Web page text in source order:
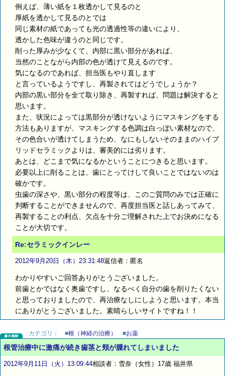
例えば、薄い紙を１枚透かして見るのと
厚紙を透かして見るのとでは
同じ素材の紙であっても光の透過性等の違いにより、
透かした色味が違うのと同じです。
削った厚みが少なくて、内部に黒い部分があれば、
当然のことながら内部の色が透けて見えるのです。
気になるのであれば、担当医もやり直します
と言っているようですし、再製されてはどうでしょうか？
内部の黒い部分を全て取り除き、再製すれば、問題は解決すると
思います。
また、状況によっては黒部分が透けないようにマスキングをする
方法もありますが、マスキングする色調は白っぽい素材なので、
その色合いが透けてしまうため、なにもしないそのままのハイブ
リッドセラミックよりは、審美的には劣ります。
あとは、どこまで気になるかということにつきると思います。
必要以上に削ることは、歯にとってけして良いことではないのは
確かです。
虫歯の深さや、黒い部分の程度等は、このご質問のみでは正確に
判断することができませんので、再度担当医と話しあってみて、
再製することの利点、欠点を十分ご理解された上でお決めになる
ことが大切です。
Re:セラミックインレー
2012年9月20日（木）23:31:48返信者：匿名
わかりやすいご回答ありがとうございました。
前歯とかではなく奥歯ですし、なるべく自分の歯を削りたくない
と思っておりましたので、再治療なしにしようと思います。本当
にありがとうございました。素晴らしいサイトですね！！
カテゴリ： ■根（神経の治療） ■お薬
根管治療中に激痛が続き歯茎と頬が腫れてしまいました
2012年9月11日（火）13:09:44相談者：雪奈（女性）17歳 福井県